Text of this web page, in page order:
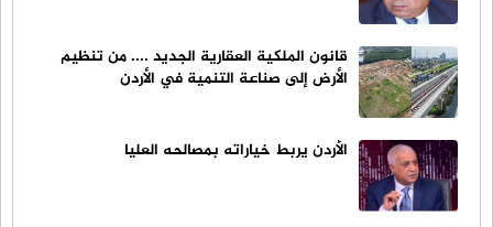
قانون الملكية العقارية الجديد .... من تنظيم
الأرض إلى صناعة التنمية في الأردن
الأردن يربط خياراته بمصالحه العليا